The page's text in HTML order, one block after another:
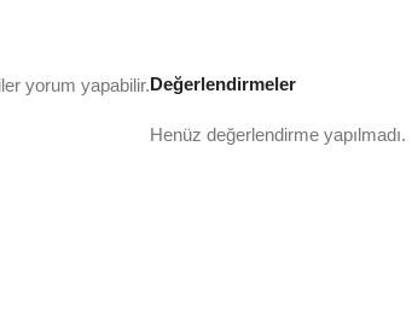
Değerlendirmeler
Henüz değerlendirme yapılmadı.
yorum yapabilir.